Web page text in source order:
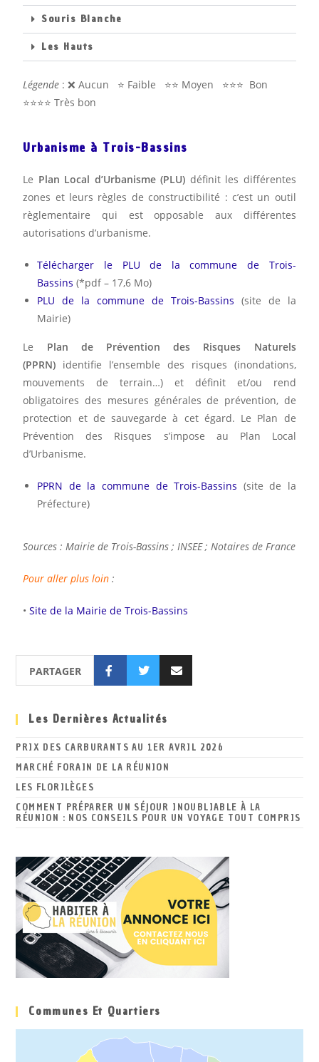
Souris Blanche
Les Hauts
Légende : ❌ Aucun ⭐️ Faible ⭐️⭐️ Moyen ⭐️⭐️⭐️ Bon
⭐️⭐️⭐️⭐️ Très bon
Urbanisme à Trois-Bassins
Le Plan Local d’Urbanisme (PLU) définit les différentes
zones et leurs règles de constructibilité : c’est un outil
règlementaire qui est opposable aux différentes
autorisations d’urbanisme.
Télécharger le PLU de la commune de Trois-
Bassins (*pdf – 17,6 Mo)
PLU de la commune de Trois-Bassins (site de la
Mairie)
Le Plan de Prévention des Risques Naturels
(PPRN) identifie l’ensemble des risques (inondations,
mouvements de terrain…) et définit et/ou rend
obligatoires des mesures générales de prévention, de
protection et de sauvegarde à cet égard. Le Plan de
Prévention des Risques s’impose au Plan Local
d’Urbanisme.
PPRN de la commune de Trois-Bassins (site de la
Préfecture)
Sources : Mairie de Trois-Bassins ; INSEE ; Notaires de France
Pour aller plus loin :
•Site de la Mairie de Trois-Bassins
PARTAGER
Les Dernières Actualités
PRIX DES CARBURANTS AU 1ER AVRIL 2026
MARCHÉ FORAIN DE LA RÉUNION
LES FLORILÈGES
COMMENT PRÉPARER UN SÉJOUR INOUBLIABLE À LA
RÉUNION : NOS CONSEILS POUR UN VOYAGE TOUT COMPRIS
Communes Et Quartiers